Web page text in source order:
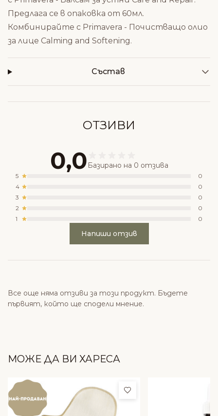
Предлага се в опаковка от 60мл.
Комбинирайте с Primavera - Почистващо олио
за лице Calming and Softening.
Състав
ОТЗИВИ
0,0 Базирано на 0 отзива
5
0
4
0
3
0
2
0
1
0
Напиши отзив
Все още няма отзиви за този продукт. Бъдете
първият, който ще сподели мнение.
МОЖЕ ДА ВИ ХАРЕСА
Добави в любими